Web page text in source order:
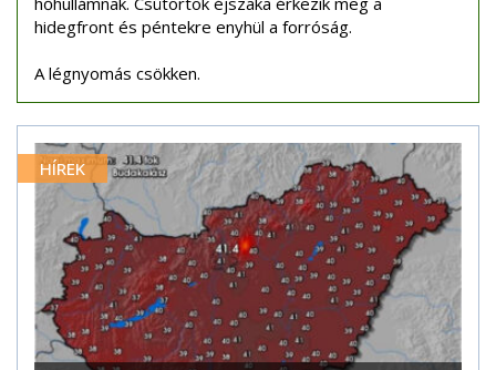
hidegfront és péntekre enyhül a forróság.
A légnyomás csökken.
HÍREK